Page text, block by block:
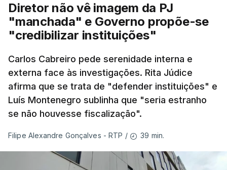
Diretor não vê imagem da PJ
"manchada" e Governo propõe-se
"credibilizar instituições"
Carlos Cabreiro pede serenidade interna e
externa face às investigações. Rita Júdice
afirma que se trata de "defender instituições" e
Luís Montenegro sublinha que "seria estranho
se não houvesse fiscalização".
Filipe Alexandre Gonçalves - RTP / 39 min.